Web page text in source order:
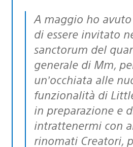
A maggio ho avuto la fortuna
di essere invitato
sanctorum del
generale di Mm,
un’occhiata alle
funzionalità di
in preparazione e
intrattenermi con
rinomati Creatori,